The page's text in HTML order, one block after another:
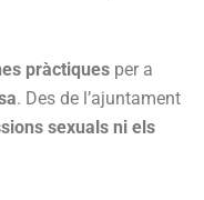
pràctiques per a
. Des de l’ajuntament
sexuals ni els